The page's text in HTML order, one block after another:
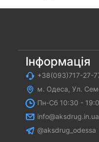
Скло SuperD ESD
Інформація
+38(093)717-27-
м. Одеса, Ул.
Пн-Cб 10:30 -
info@aksdrug.in.ua
@aksdrug_odessa